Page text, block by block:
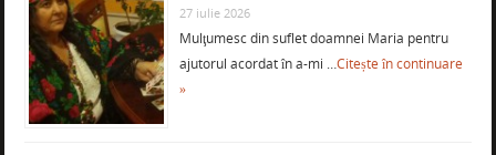
27 iulie 2026
Mulţumesc din suflet doamnei Maria pentru
ajutorul acordat în a-mi …Citește în continuare
»